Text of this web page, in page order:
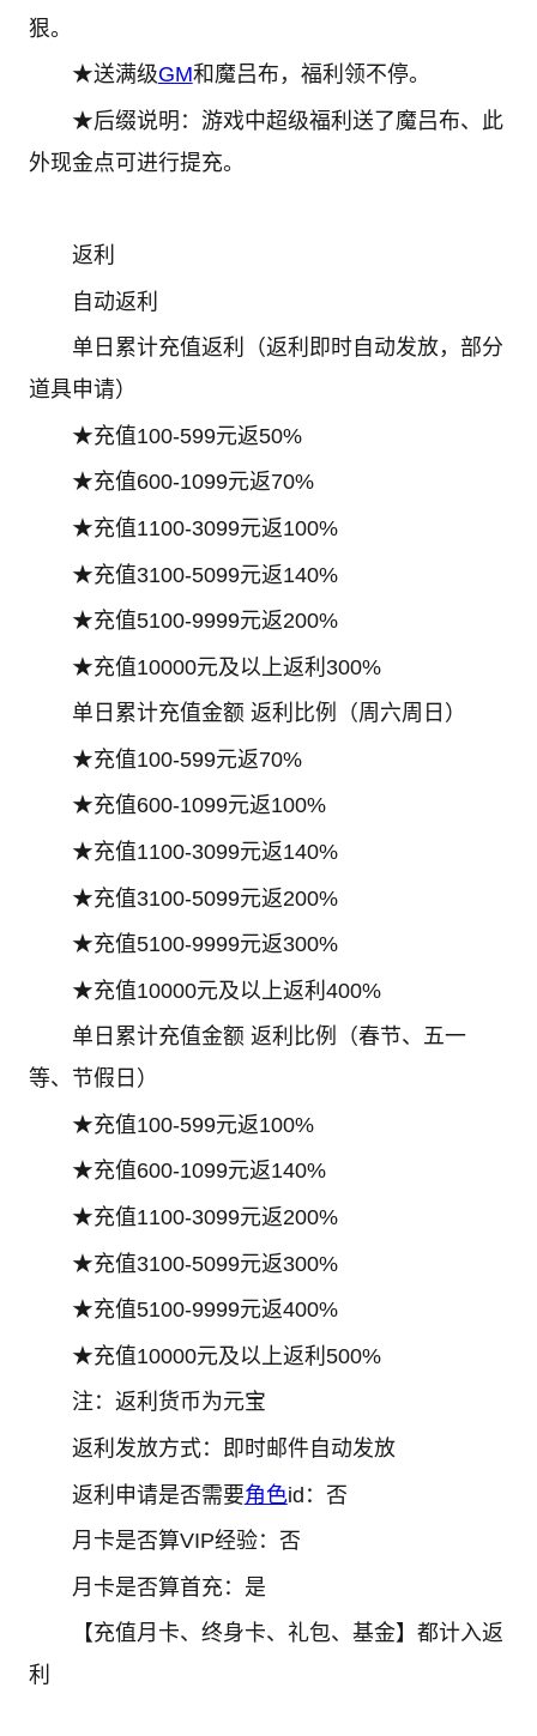
狠。
★送满级GM和魔吕布，福利领不停。
★后缀说明：游戏中超级福利送了魔吕布、此
外现金点可进行提充。
返利
自动返利
单日累计充值返利（返利即时自动发放，部分
道具申请）
★充值100-599元返50%
★充值600-1099元返70%
★充值1100-3099元返100%
★充值3100-5099元返140%
★充值5100-9999元返200%
★充值10000元及以上返利300%
单日累计充值金额 返利比例（周六周日）
★充值100-599元返70%
★充值600-1099元返100%
★充值1100-3099元返140%
★充值3100-5099元返200%
★充值5100-9999元返300%
★充值10000元及以上返利400%
单日累计充值金额 返利比例（春节、五一
等、节假日）
★充值100-599元返100%
★充值600-1099元返140%
★充值1100-3099元返200%
★充值3100-5099元返300%
★充值5100-9999元返400%
★充值10000元及以上返利500%
注：返利货币为元宝
返利发放方式：即时邮件自动发放
返利申请是否需要角色id：否
月卡是否算VIP经验：否
月卡是否算首充：是
【充值月卡、终身卡、礼包、基金】都计入返
利